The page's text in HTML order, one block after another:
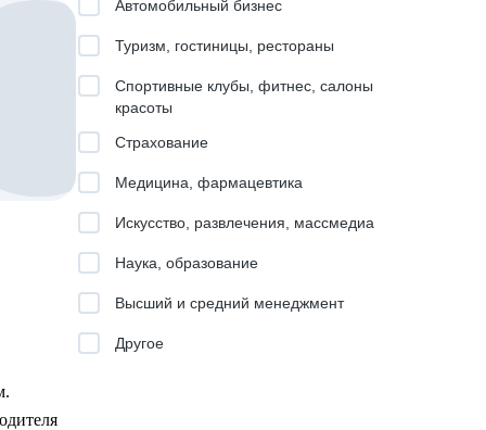
Автомобильный бизнес
Туризм, гостиницы, рестораны
Спортивные клубы, фитнес, салоны
красоты
Страхование
Медицина, фармацевтика
Искусство, развлечения, массмедиа
Наука, образование
Высший и средний менеджмент
Другое